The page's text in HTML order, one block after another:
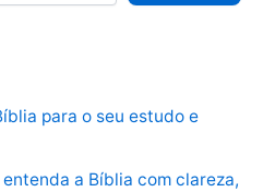
para o seu estudo e
a Bíblia com clareza,